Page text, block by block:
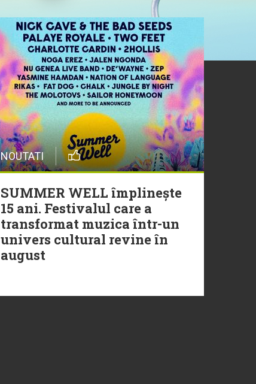
Cabron vine cu Hitul
Monstru al Verii
20 Iulie
Episod nou | Muzica Aia x
DJ Christian Thomson
20 Iulie
Torpedoul lui Morar: Theo
Rose - „Ceai lângă tine”
NOUTATI
SUMMER WELL împlinește
15 ani. Festivalul care a
transformat muzica într-un
univers cultural revine în
august